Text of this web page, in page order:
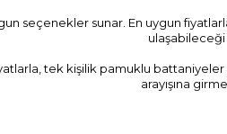
seçenekler sunar. En uygun
ulaşabileceği
tek kişilik pamuklu
arayışına